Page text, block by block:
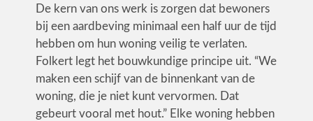
De kern van ons werk is zorgen dat bewoners
bij een aardbeving minimaal een half uur de tijd
hebben om hun woning veilig te verlaten.
Folkert legt het bouwkundige principe uit. “We
maken een schijf van de binnenkant van de
woning, die je niet kunt vervormen. Dat
gebeurt vooral met hout.” Elke woning hebben